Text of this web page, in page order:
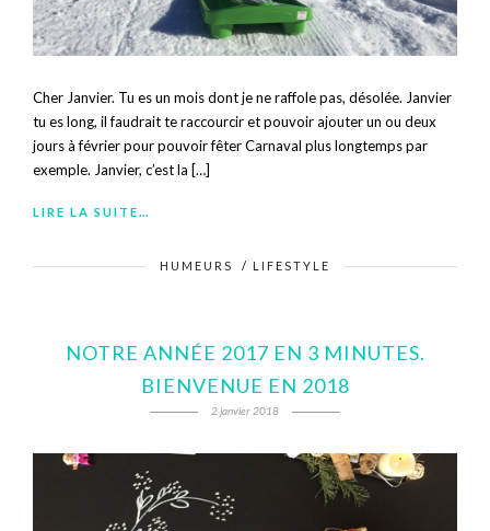
Cher Janvier. Tu es un mois dont je ne raffole pas, désolée. Janvier
tu es long, il faudrait te raccourcir et pouvoir ajouter un ou deux
jours à février pour pouvoir fêter Carnaval plus longtemps par
exemple. Janvier, c’est la […]
LIRE LA SUITE…
HUMEURS / LIFESTYLE
NOTRE ANNÉE 2017 EN 3 MINUTES.
BIENVENUE EN 2018
2 janvier 2018